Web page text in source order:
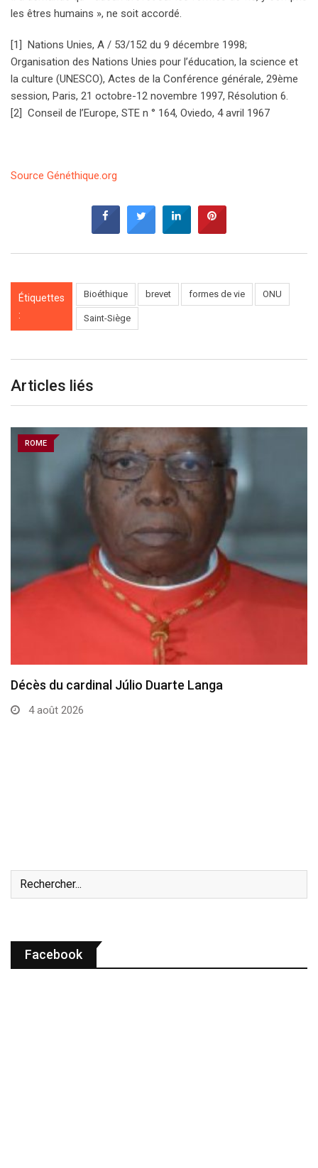
les êtres humains », ne soit accordé.
[1] Nations Unies, A / 53/152 du 9 décembre 1998;
Organisation des Nations Unies pour l’éducation, la science et
la culture (UNESCO), Actes de la Conférence générale, 29ème
session, Paris, 21 octobre-12 novembre 1997, Résolution 6.
[2] Conseil de l’Europe, STE n ° 164, Oviedo, 4 avril 1967
Source Généthique.org
Étiquettes
:
Bioéthique brevet formes de vie ONU
Saint-Siège
Articles liés
ROME
Décès du cardinal Júlio Duarte Langa
4 août 2026
Facebook